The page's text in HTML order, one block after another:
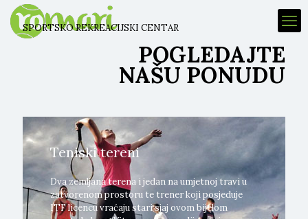
SPORTSKO REKREACIJSKI CENTAR
POGLEDAJTE
NAŠU PONUDU
Teniski tereni
Dva zemljana terena i jedan na umjetnoj travi u
zatvorenom prostoru te trener koji posjeduje
ITF licencu vraćaju stari sjaj ovom bijelom